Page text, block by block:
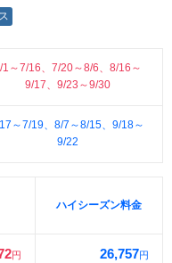
1～7/16、7/20～8/6、8/16～
9/17、9/23～9/30
～7/19、8/7～8/15、9/18～
9/22
ハイシーズン料金
円
26,757円